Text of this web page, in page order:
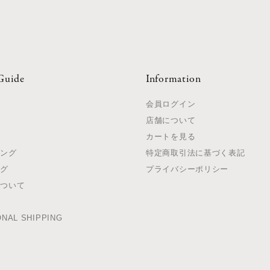
グ
いて
SHIPPING
Information
会員ログイン
店舗について
カートを見る
特定商取引法に基づく表記
プライバシーポリシー